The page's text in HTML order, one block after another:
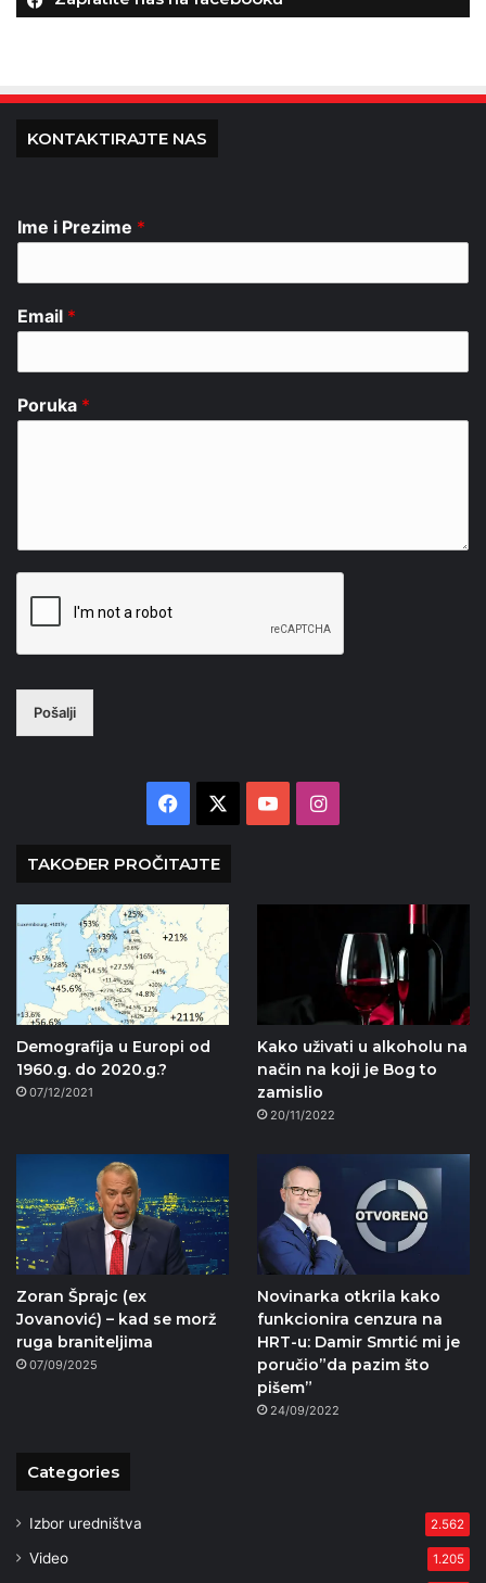
KONTAKTIRAJTE NAS
Ime i Prezime *
Email *
Poruka *
Pošalji
Facebook YouTubeInstagram
TAKOĐER PROČITAJTE
Demografija u Europi od
1960.g. do 2020.g.?
07/12/2021
Kako uživati u alkoholu na
način na koji je Bog to
zamislio
20/11/2022
Zoran Šprajc (ex
Jovanović) – kad se morž
ruga braniteljima
07/09/2025
Novinarka otkrila kako
funkcionira cenzura na
HRT-u: Damir Smrtić mi je
poručio”da pazim što
pišem”
24/09/2022
Categories
Izbor uredništva 2.562
Video 1.205